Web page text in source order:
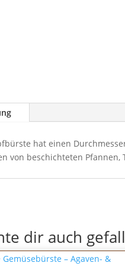
hat einen
von beschichteten Pfannen,
dir auch